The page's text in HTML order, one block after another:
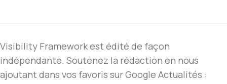
Visibility Framework est édité de façon
indépendante. Soutenez la rédaction en nous
ajoutant dans vos favoris sur Google Actualités :